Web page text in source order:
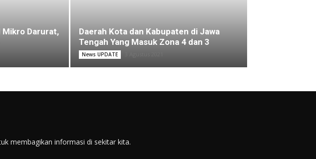
Mikro Darurat,
Daerah Kota dan Kabupaten di Jawa
Tengah Yang Masuk Zona 4 dan 3
News UPDATE
membagikan informasi di sekitar kita.